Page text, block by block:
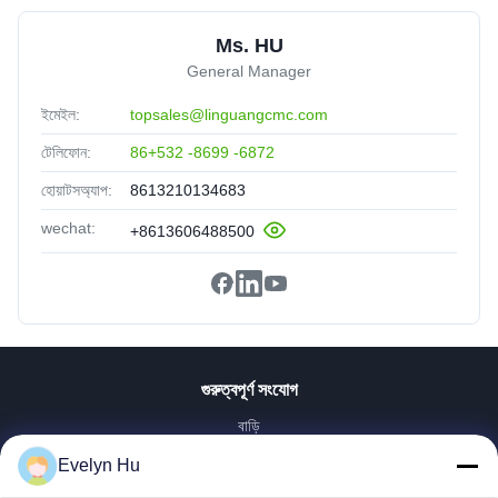
Ms. HU
General Manager
ইমেইল: topsales@linguangcmc.com
টেলিফোন: 86+532 -8699 -6872
হোয়াটসঅ্যাপ: 8613210134683
wechat: +8613606488500
গুরুত্বপূর্ণ সংযোগ
বাড়ি
Evelyn Hu